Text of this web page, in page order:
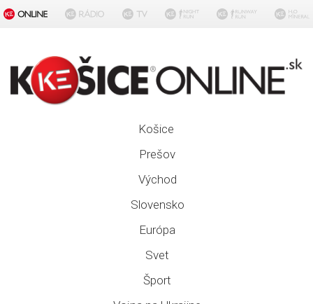
Košice
Prešov
Východ
Slovensko
Európa
Svet
Šport